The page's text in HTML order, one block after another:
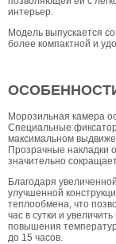
интерьер.
Модель выпускается
более компактной и
Морозильная камера
Специальные
максимальном
Прозрачные накладки
значительно
Благодаря
улучшенной
теплообмена, что
час в сутки и
повышения
до 15 часов.